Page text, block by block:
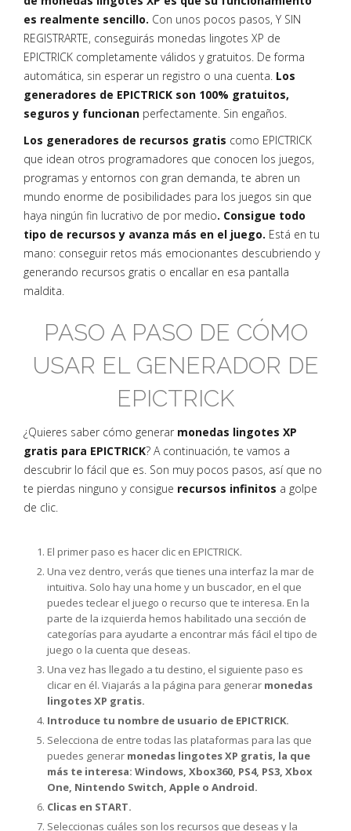
es realmente sencillo. Con unos pocos pasos, Y SIN
REGISTRARTE, conseguirás monedas lingotes XP de
EPICTRICK completamente válidos y gratuitos. De forma
automática, sin esperar un registro o una cuenta. Los
generadores de EPICTRICK son 100% gratuitos,
seguros y funcionan perfectamente. Sin engaños.
Los generadores de recursos gratis como EPICTRICK
que idean otros programadores que conocen los juegos,
programas y entornos con gran demanda, te abren un
mundo enorme de posibilidades para los juegos sin que
haya ningún fin lucrativo de por medio. Consigue todo
tipo de recursos y avanza más en el juego. Está en tu
mano: conseguir retos más emocionantes descubriendo y
generando recursos gratis o encallar en esa pantalla
maldita.
PASO A PASO DE CÓMO
USAR EL GENERADOR DE
EPICTRICK
¿Quieres saber cómo generar monedas lingotes XP
gratis para EPICTRICK? A continuación, te vamos a
descubrir lo fácil que es. Son muy pocos pasos, así que no
te pierdas ninguno y consigue recursos infinitos a golpe
de clic.
El primer paso es hacer clic en EPICTRICK.
Una vez dentro, verás que tienes una interfaz la mar de
intuitiva. Solo hay una home y un buscador, en el que
puedes teclear el juego o recurso que te interesa. En la
parte de la izquierda hemos habilitado una sección de
categorías para ayudarte a encontrar más fácil el tipo de
juego o la cuenta que deseas.
Una vez has llegado a tu destino, el siguiente paso es
clicar en él. Viajarás a la página para generar monedas
lingotes XP gratis.
Introduce tu nombre de usuario de EPICTRICK.
Selecciona de entre todas las plataformas para las que
puedes generar monedas lingotes XP gratis, la que
más te interesa: Windows, Xbox360, PS4, PS3, Xbox
One, Nintendo Switch, Apple o Android.
Clicas en START.
Seleccionas cuáles son los recursos que deseas y la